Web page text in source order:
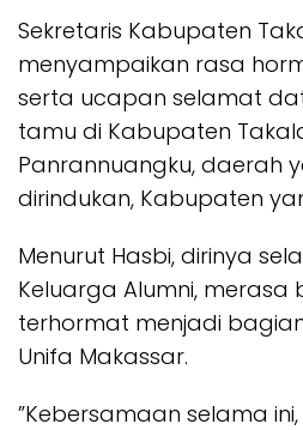
Sekretaris Kabupaten
menyampaikan rasa
serta ucapan selamat
tamu di Kabupaten
Panrannuangku, daerah
dirindukan, Kabupaten
Menurut Hasbi, dirinya
Keluarga Alumni,
terhormat menjadi
Unifa Makassar.
”Kebersamaan selama